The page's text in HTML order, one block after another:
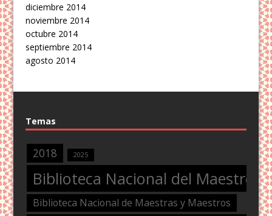
diciembre 2014
noviembre 2014
octubre 2014
septiembre 2014
agosto 2014
Temas
2018 2025
Biblioteca Nacional del Maestro
Biblioteca Nacional de Maestras y Maestros